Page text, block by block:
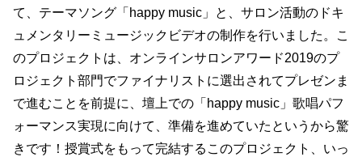
て、テーマソング「happy music」と、サロン活動のドキ
ュメンタリーミュージックビデオの制作を行いました。こ
のプロジェクトは、オンラインサロンアワード2019のプ
ロジェクト部門でファイナリストに選出されてプレゼンま
で進むことを前提に、壇上での「happy music」歌唱パフ
ォーマンス実現に向けて、準備を進めていたというから驚
きです！授賞式をもって完結するこのプロジェクト、いっ